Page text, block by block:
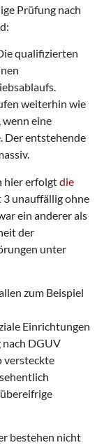
Prüfung nach
qualifizierten
weiterhin wie
wenn eine
Der entstehende
hier erfolgtdie
unauffällig ohne
ein anderer als
der
unter
zum Beispiel
Einrichtungen
nach DGUV
versteckte
bestehen nicht